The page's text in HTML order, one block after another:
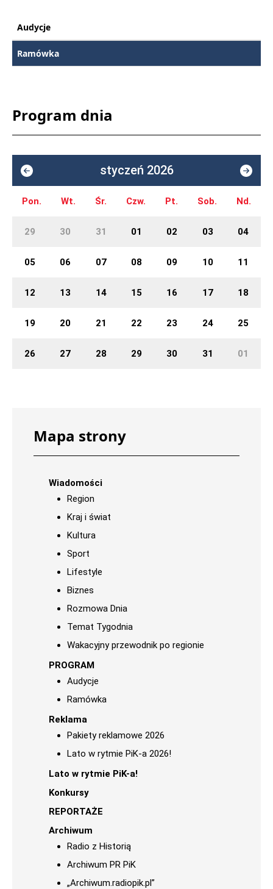
Audycje
Ramówka
Program dnia
styczeń 2026
Pon. Wt. Śr. Czw. Pt. Sob. Nd.
29 30 31 01 02 03 04
05 06 07 08 09 10 11
12 13 14 15 16 17 18
19 20 21 22 23 24 25
26 27 28 29 30 31 01
Mapa strony
Wiadomości
Region
Kraj i świat
Kultura
Sport
Lifestyle
Biznes
Rozmowa Dnia
Temat Tygodnia
Wakacyjny przewodnik po regionie
PROGRAM
Audycje
Ramówka
Reklama
Pakiety reklamowe 2026
Lato w rytmie PiK-a 2026!
Lato w rytmie PiK-a!
Konkursy
REPORTAŻE
Archiwum
Radio z Historią
Archiwum PR PiK
„Archiwum.radiopik.pl”